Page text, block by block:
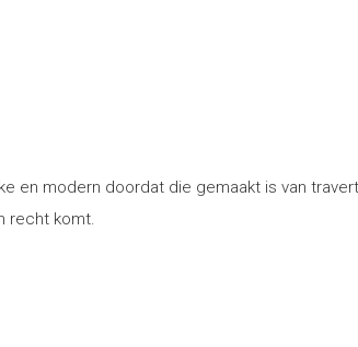
en modern doordat die gemaakt is van
recht komt.